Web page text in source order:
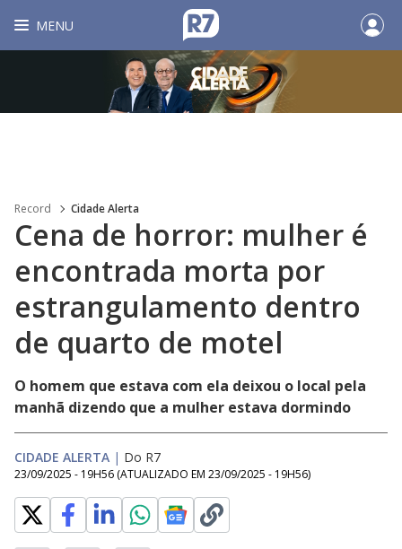
MENU
Record Cidade Alerta
Cena de horror: mulher é
encontrada morta por
estrangulamento dentro
de quarto de motel
O homem que estava com ela deixou o local pela
manhã dizendo que a mulher estava dormindo
CIDADE ALERTA | Do R7
23/09/2025 - 19H56 (ATUALIZADO EM 23/09/2025 - 19H56)